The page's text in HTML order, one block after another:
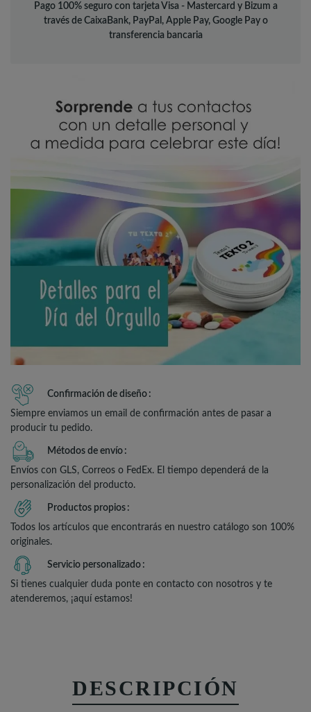
Pago 100% seguro con tarjeta Visa - Mastercard y Bizum a
través de CaixaBank, PayPal, Apple Pay, Google Pay o
transferencia bancaria
Confirmación de diseño
Siempre enviamos un email de confirmación antes de pasar a
producir tu pedido.
Métodos de envío
Envíos con GLS, Correos o FedEx. El tiempo dependerá de la
personalización del producto.
Productos propios
Todos los artículos que encontrarás en nuestro catálogo son 100%
originales.
Servicio personalizado
Si tienes cualquier duda ponte en contacto con nosotros y te
atenderemos, ¡aquí estamos!
DESCRIPCIÓN